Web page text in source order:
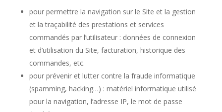
pour permettre la navigation sur le Site et la gestion
et la traçabilité des prestations et services
commandés par l’utilisateur : données de connexion
et d’utilisation du Site, facturation, historique des
commandes, etc.
pour prévenir et lutter contre la fraude informatique
(spamming, hacking…) : matériel informatique utilisé
pour la navigation, l’adresse IP, le mot de passe